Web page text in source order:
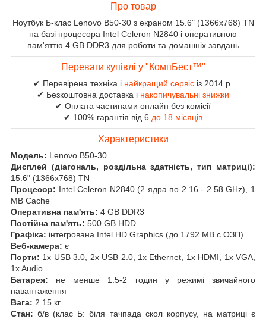
Про товар
Ноутбук Б-клас Lenovo B50-30 з екраном 15.6" (1366x768) TN
на базі процесора Intel Celeron N2840 і оперативною
пам'яттю 4 GB DDR3 для роботи та домашніх завдань
Переваги купівлі у "КомпБест™"
✔ Перевірена техніка і найкращий сервіс із 2014 р.
✔ Безкоштовна доставка і накопичувальні знижки
✔ Оплата частинами онлайн без комісії
✔ 100% гарантія від 6 до 18 місяців
Характеристики
Модель: Lenovo B50-30
Дисплей (діагональ, роздільна здатність, тип матриці):
15.6" (1366x768) TN
Процесор: Intel Celeron N2840 (2 ядра по 2.16 - 2.58 GHz), 1
MB Cache
Оперативна пам'ять: 4 GB DDR3
Постійна пам'ять: 500 GB HDD
Графіка: інтегрована Intel HD Graphics (до 1792 MB с ОЗП)
Веб-камера: є
Порти: 1x USB 3.0, 2x USB 2.0, 1x Ethernet, 1x HDMI, 1x VGA,
1x Audio
Батарея: не менше 1.5-2 годин у режимі звичайного
навантаження
Вага: 2.15 кг
Стан: б/в (клас Б: біля тачпада скол корпусу, на матриці є